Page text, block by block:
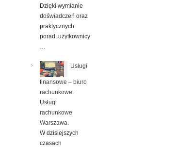
Dzięki wymianie
doświadczeń oraz
praktycznych
porad, użytkownicy
…
Usługi
finansowe – biuro
rachunkowe.
Usługi
rachunkowe
Warszawa.
W dzisiejszych
czasach